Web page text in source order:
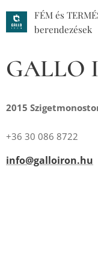
FÉM és
berendezések
GALLO
2015
+36 30 086 8722
info@galloiron.hu